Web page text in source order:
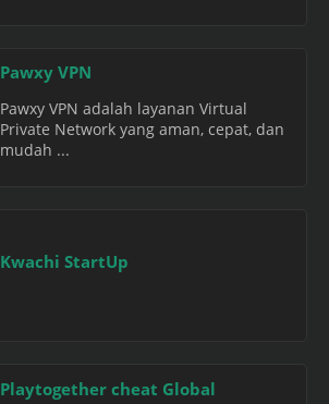
Pawxy VPN
Pawxy VPN adalah layanan Virtual
Private Network yang aman, cepat, dan
mudah ...
Kwachi StartUp
Playtogether cheat Global